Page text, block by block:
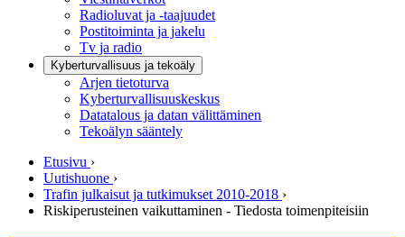
Radioluvat ja -taajuudet
Postitoiminta ja jakelu
Tv ja radio
Kyberturvallisuus ja tekoäly
Arjen tietoturva
Kyberturvallisuuskeskus
Datatalous ja datan välittäminen
Tekoälyn sääntely
Etusivu ›
Uutishuone ›
Trafin julkaisut ja tutkimukset 2010-2018 ›
Riskiperusteinen vaikuttaminen - Tiedosta toimenpiteisiin